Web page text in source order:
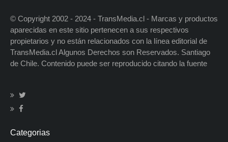
© Copyright 2002 - 2024 - TransMedia.cl - Marcas y productos
aparecidas en este sitio pertenecen a sus respectivos
propietarios y no están relacionados con la línea editorial de
TransMedia.cl Algunos Derechos son Reservados. Santiago
de Chile. Contenido puede ser reproducido citando la fuente
Categorias